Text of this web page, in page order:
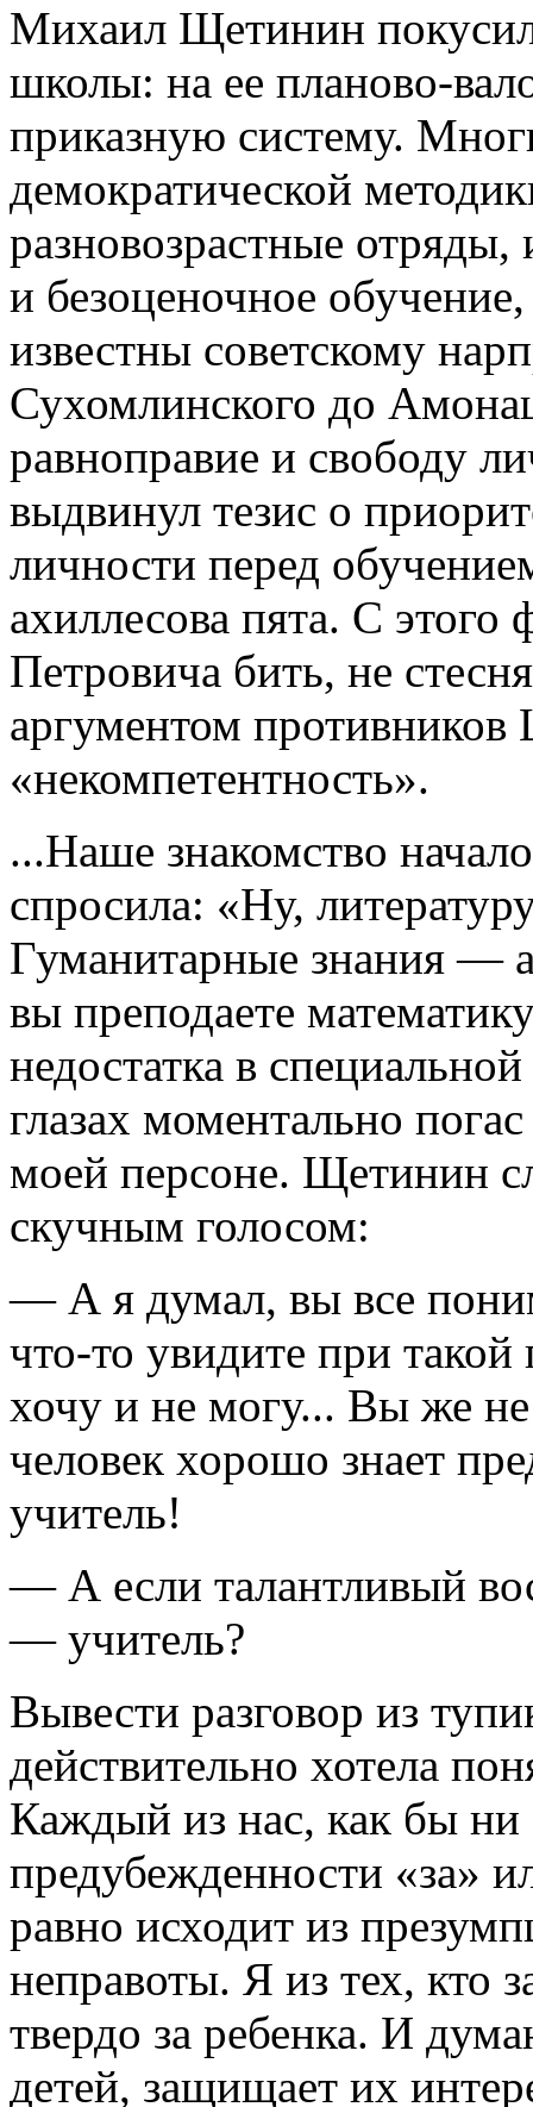
Михаил Щетинин
школы: на ее планово-
приказную систему.
демократической
разновозрастные
и безоценочное
известны советскому
Сухомлинского до
равноправие и свободу
выдвинул тезис о
личности перед
ахиллесова пята. С
Петровича бить, не
аргументом
«некомпетентность».
...Наше знакомство
спросила: «Ну,
Гуманитарные знания —
вы преподаете
недостатка в
глазах моментально
моей персоне. Щетинин
скучным голосом:
— А я думал, вы все
что-то увидите при
хочу и не могу... Вы же
человек хорошо знает
учитель!
— А если талантливый
— учитель?
Вывести разговор из
действительно хотела
Каждый из нас, как бы ни
предубежденности «за»
равно исходит из
неправоты. Я из тех, кто
твердо за ребенка. И
детей, защищает их